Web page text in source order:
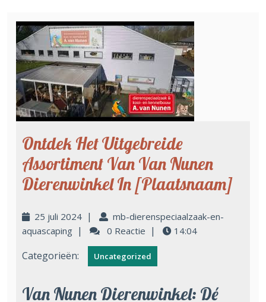
Ontdek Het Uitgebreide
Assortiment Van Van Nunen
Dierenwinkel In [plaatsnaam]
25 juli 2024 |
mb-dierenspeciaalzaak-en-
aquascaping | 0 Reactie | 14:04
Categorieën: Uncategorized
Van Nunen Dierenwinkel: Dé